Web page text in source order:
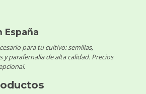
España
para tu cultivo: semillas,
parafernalia de alta calidad. Precios